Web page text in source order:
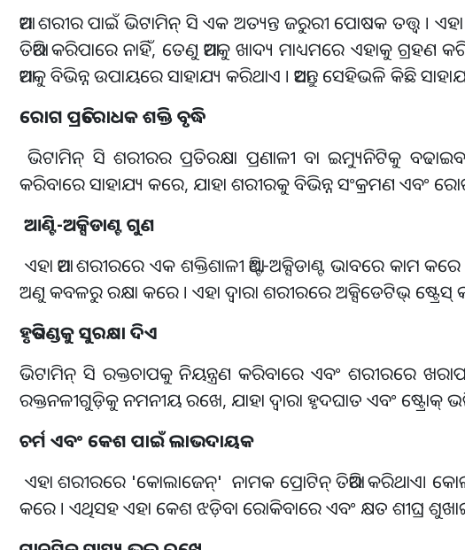
ଆମ ଶରୀର ପାଇଁ ଭିଟାମିନ୍ ସି ଏକ ଅତ୍ୟନ୍ତ ଜରୁରୀ ପୋଷକ ତତ୍ତ୍ୱ ।
ତିଆରି କରିପାରେ ନାହିଁ, ତେଣୁ ଆମକୁ ଖାଦ୍ୟ ମାଧ୍ୟମରେ ଏହାକୁ ଗ୍ରହଣ
ଆମକୁ ବିଭିନ୍ନ ଉପାୟରେ ସାହାଯ୍ୟ କରିଥାଏ । ଆସନ୍ତୁ ସେହିଭଳି କିଛି
ରୋଗ ପ୍ରତିରୋଧକ ଶକ୍ତି ବୃଦ୍ଧି
ଭିଟାମିନ୍ ସି ଶରୀରର ପ୍ରତିରକ୍ଷା ପ୍ରଣାଳୀ ବା ଇମ୍ୟୁନିଟିକୁ
କରିବାରେ ସାହାଯ୍ୟ କରେ, ଯାହା ଶରୀରକୁ ବିଭିନ୍ନ ସଂକ୍ରମଣ ଏବଂ
ଆଣ୍ଟି-ଅକ୍ସିଡାଣ୍ଟ ଗୁଣ
ଏହା ଆମ ଶରୀରରେ ଏକ ଶକ୍ତିଶାଳୀ ଆଣ୍ଟି-ଅକ୍ସିଡାଣ୍ଟ ଭାବରେ କାମ
ଅଣୁ କବଳରୁ ରକ୍ଷା କରେ । ଏହା ଦ୍ବାରା ଶରୀରରେ ଅକ୍ସିଡେଟିଭ୍ ଷ୍ଟ୍ରେସ୍
ହୃତପିଣ୍ଡକୁ ସୁରକ୍ଷା ଦିଏ
ଭିଟାମିନ୍ ସି ରକ୍ତଚାପକୁ ନିୟନ୍ତ୍ରଣ କରିବାରେ ଏବଂ ଶରୀରରେ
ରକ୍ତନଳୀଗୁଡ଼ିକୁ ନମନୀୟ ରଖେ, ଯାହା ଦ୍ୱାରା ହୃଦଘାତ ଏବଂ ଷ୍ଟ୍ରୋକ୍
ଚର୍ମ ଏବଂ କେଶ ପାଇଁ ଲାଭଦାୟକ
ଏହା ଶରୀରରେ 'କୋଲାଜେନ୍' ନାମକ ପ୍ରୋଟିନ୍ ତିଆରି କରିଥାଏ।
କରେ । ଏଥିସହ ଏହା କେଶ ଝଡ଼ିବା ରୋକିବାରେ ଏବଂ କ୍ଷତ ଶୀଘ୍ର